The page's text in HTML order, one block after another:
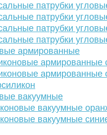
патрубки
патрубки
патрубки
патрубки
армированные
армированные
армированные
вакуумные
вакуумные
вакуумные